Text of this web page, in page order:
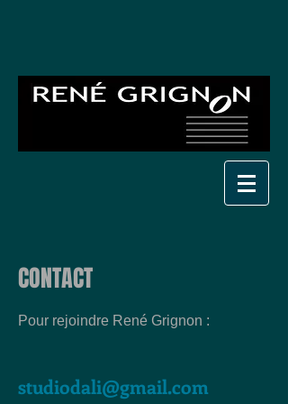
CONTACT
Pour rejoindre René Grignon :
studiodali@gmail.com